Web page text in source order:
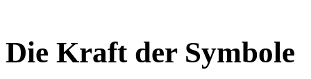
Die Kraft der Symbole